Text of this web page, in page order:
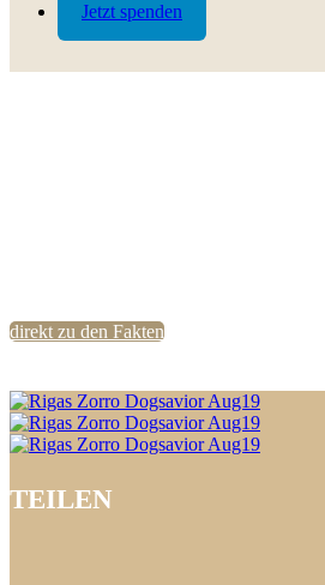
Jetzt spenden
direkt zu den Fakten
TEILEN